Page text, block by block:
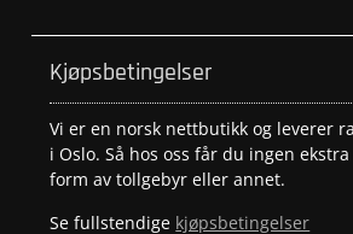
Kjøpsbetingelser
Vi er en norsk nettbutikk og leverer
i Oslo. Så hos oss får du ingen
form av tollgebyr eller annet.
Se fullstendige kjøpsbetingelser